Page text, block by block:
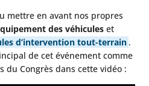
mettre en avant nos propres
des véhicules et
d’intervention tout-terrain .
de cet événement comme
du Congrès dans cette vidéo :